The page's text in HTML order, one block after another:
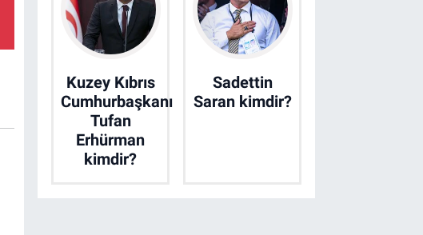
Kuzey Kıbrıs
Cumhurbaşkanı
Tufan
Erhürman
kimdir?
Sadettin
Saran kimdir?